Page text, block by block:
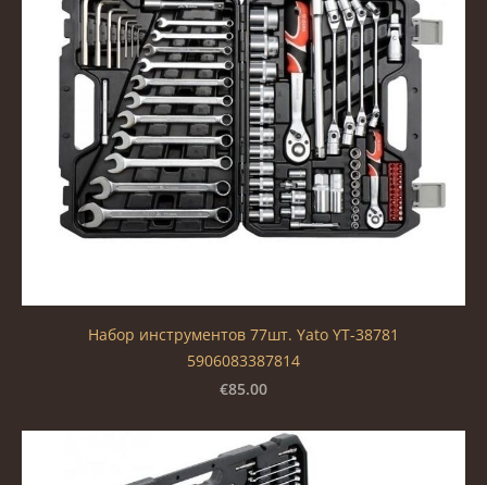
Набор инструментов 77шт. Yato YT-38781
5906083387814
€85.00